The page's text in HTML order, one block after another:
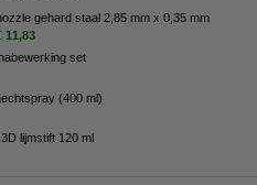
gehard staal 2,85 mm x 0,35 mm
11,83
set
(400 ml)
lijmstift 120 ml